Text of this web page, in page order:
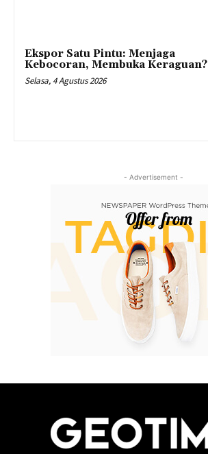
Ekspor Satu Pintu: Menjaga
Kebocoran, Membuka Keraguan?
Selasa, 4 Agustus 2026
- Advertisement -